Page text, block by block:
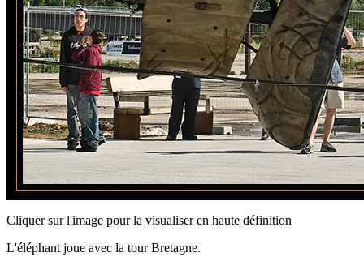
Cliquer sur l'image pour la visualiser en haute définition
L'éléphant joue avec la tour Bretagne.